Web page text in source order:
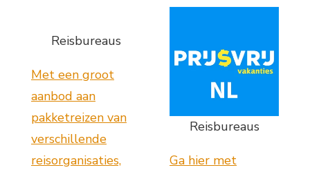
Reisbureaus
Met een groot
aanbod aan
pakketreizen van
verschillende
reisorganisaties,
Reisbureaus
Ga hier met